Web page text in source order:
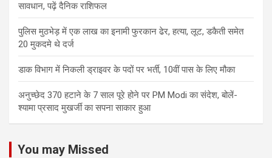
सावधान, पढ़ें दैनिक राशिफल
पुलिस मुठभेड़ में एक लाख का इनामी फुरकान ढेर, हत्या, लूट, डकैती समेत
20 मुकदमे थे दर्ज
डाक विभाग में निकली ड्राइवर के पदों पर भर्ती, 10वीं पास के लिए मौका
अनुच्छेद 370 हटाने के 7 साल पूरे होने पर PM Modi का संदेश, बोलें-
श्यामा प्रसाद मुखर्जी का सपना साकार हुआ
You may Missed